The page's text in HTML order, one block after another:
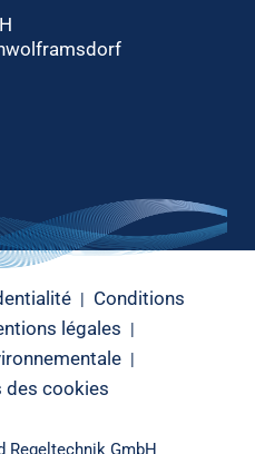
| Conditions
légales |
|
des cookies
Regeltechnik GmbH